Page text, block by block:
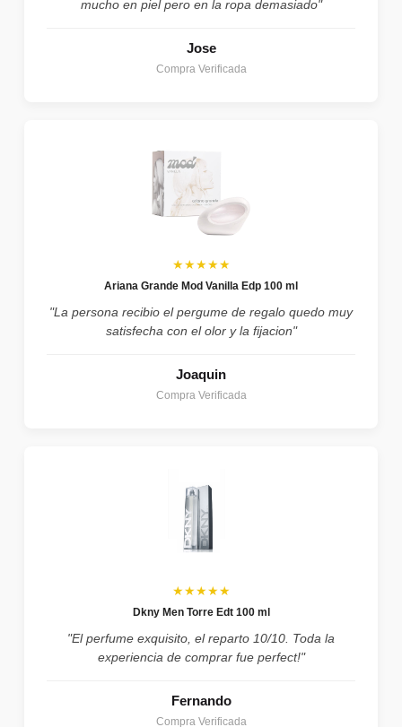
mucho en piel pero en la ropa demasiado"
Jose
Compra Verificada
★★★★★
Ariana Grande Mod Vanilla Edp 100 ml
"La persona recibio el pergume de regalo quedo muy
satisfecha con el olor y la fijacion"
Joaquin
Compra Verificada
★★★★★
Dkny Men Torre Edt 100 ml
"El perfume exquisito, el reparto 10/10. Toda la
experiencia de comprar fue perfect!"
Fernando
Compra Verificada